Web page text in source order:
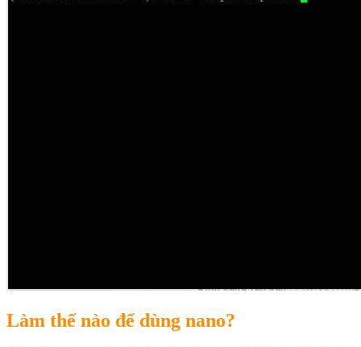
Làm thế nào để dùng nano?